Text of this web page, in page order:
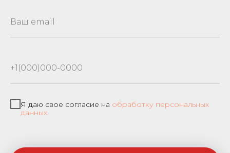
Я даю свое согласие на обработку персональных
данных.